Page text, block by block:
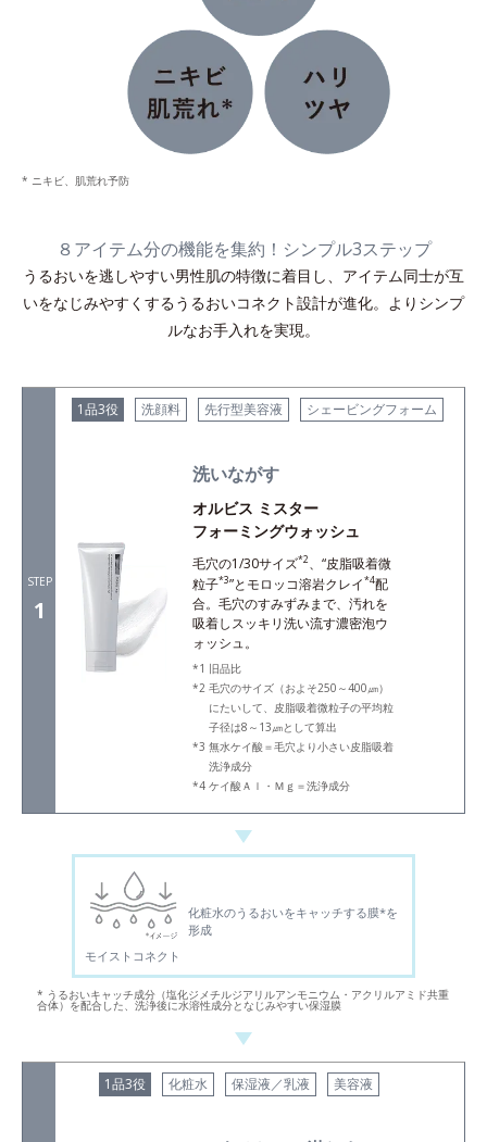
* ニキビ、肌荒れ予防
８アイテム分の機能を集約！シンプル3ステップ
うるおいを逃しやすい男性肌の特徴に着目し、アイテム同士が互
いをなじみやすくするうるおいコネクト設計が進化。よりシンプ
ルなお手入れを実現。
STEP
1
1品3役 洗顔料 先行型美容液 シェービングフォーム
洗いながす
オルビス ミスター
フォーミングウォッシュ
毛穴の1/30サイズ*2、“皮脂吸着微
粒子*3”とモロッコ溶岩クレイ*4配
合。毛穴のすみずみまで、汚れを
吸着しスッキリ洗い流す濃密泡ウ
ォッシュ。
旧品比
毛穴のサイズ（およそ250～400㎛）
にたいして、皮脂吸着微粒子の平均粒
子径は8～13㎛として算出
無水ケイ酸＝毛穴より小さい皮脂吸着
洗浄成分
ケイ酸Ａｌ・Ｍｇ＝洗浄成分
モイストコネクト
化粧水のうるおいをキャッチする膜*を
形成
* うるおいキャッチ成分（塩化ジメチルジアリルアンモニウム・アクリルアミド共重
合体）を配合した、洗浄後に水溶性成分となじみやすい保湿膜
1品3役 化粧水 保湿液／乳液 美容液